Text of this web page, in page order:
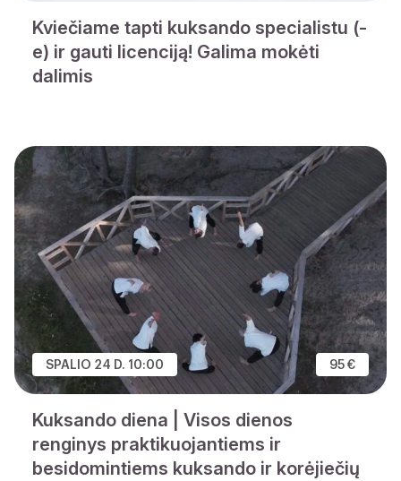
Kviečiame tapti kuksando specialistu (-
e) ir gauti licenciją! Galima mokėti
dalimis
SPALIO 24 D. 10:00 95 €
Kuksando diena | Visos dienos
renginys praktikuojantiems ir
besidomintiems kuksando ir korėjiečių